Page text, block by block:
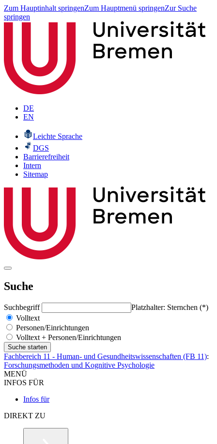
Zum Hauptinhalt springenZum Hauptmenü springenZur Suche
springen
DE
EN
Leichte Sprache
DGS
Barrierefreiheit
Intern
Sitemap
Suche
Suchbegriff
Platzhalter: Sternchen (*)
Volltext
Personen/Einrichtungen
Volltext + Personen/Einrichtungen
Fachbereich 11 - Human- und Gesundheitswissenschaften (FB 11):
Forschungsmethoden und Kognitive Psychologie
MENÜ
INFOS FÜR
Infos für
DIREKT ZU